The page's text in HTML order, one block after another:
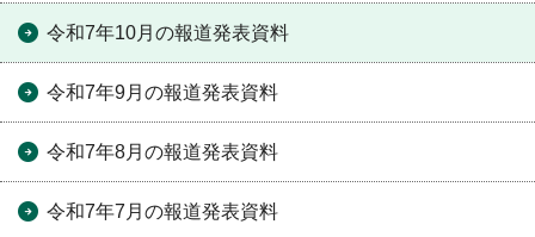
令和7年10月の報道発表資料
令和7年9月の報道発表資料
令和7年8月の報道発表資料
令和7年7月の報道発表資料